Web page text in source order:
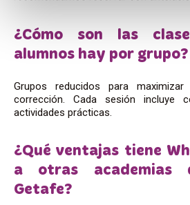
¿Cómo son las
alumnos hay por grupo?
Grupos reducidos para
corrección. Cada sesión incluye
actividades prácticas.
¿Qué ventajas tiene
a otras academias
Getafe?